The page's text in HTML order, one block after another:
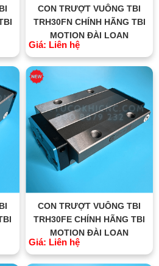
CON TRƯỢT VUÔNG TBI
TRH30FN CHÍNH HÃNG TBI
MOTION ĐÀI LOAN
Giá: Liên hệ
CON TRƯỢT VUÔNG TBI
TRH30FE CHÍNH HÃNG TBI
MOTION ĐÀI LOAN
Giá: Liên hệ